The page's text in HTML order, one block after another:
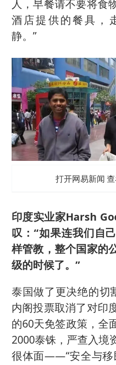
人，早餐请不要将食
酒店提供的餐具，
静。”
打开网易新闻
印度实业家Harsh
叹：“如果连我们自
样管教，整个国家的
级的时候了。”
泰国做了更决绝的切
内阁投票取消了对印
的60天免签政策，全
2000泰铢，严查入境
很体面——“安全与移